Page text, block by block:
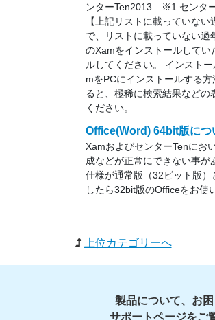
ンターTen2013 ※1 セン
【上記リストに載っていな
で、リストに載っていない
のXamをインストールして
ルしてください。 インスト
mをPCにインストールする
ると、極稀に検索結果など
ください。
Office(Word) 64bit版につ
XamおよびセンターTenにお
成などが正常にできない事
仕様が通常版（32ビット版
したら32bit版のOfficeをお使
上位カテゴリーへ
製品について、お
サポートページをご